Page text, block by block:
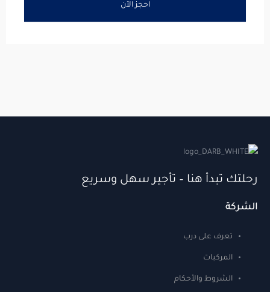
احجز الآن
رحلتك تبدأ هنا – تأجير سهل وسريع
الشركة
تعرف على درب
المركبات
الشروط والأحكام